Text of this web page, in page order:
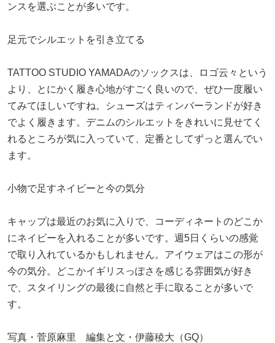
ンスを選ぶことが多いです。
足元でシルエットを引き立てる
TATTOO STUDIO YAMADAのソックスは、ロゴ云々という
より、とにかく履き心地がすごく良いので、ぜひ一度履い
てみてほしいですね。シューズはティンバーランドが好き
でよく履きます。デニムのシルエットをきれいに見せてく
れるところが気に入っていて、定番としてずっと選んでい
ます。
小物で足すネイビーと今の気分
キャップは最近のお気に入りで、コーディネートのどこか
にネイビーを入れることが多いです。週5日くらいの感覚
で取り入れているかもしれません。アイウェアはこの形が
今の気分。どこかイギリスっぽさを感じる雰囲気が好き
で、スタイリングの最後に自然と手に取ることが多いで
す。
写真・菅原麻里 編集と文・伊藤稜大（GQ）